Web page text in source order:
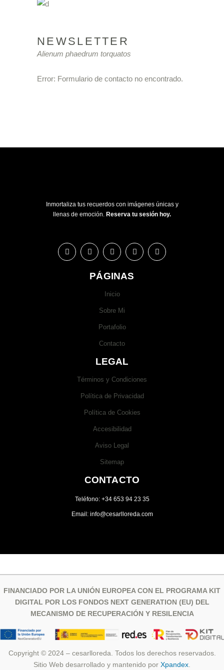
NEWSLETTER
Alienum phaedrum torquatos
Error: Formulario de contacto no encontrado.
Inmortaliza tus recuerdos con imágenes únicas y
llenas de emoción. Reserva tu sesión hoy.
PÁGINAS
Inicio
Sobre Mi
Portafolio
Contacto
LEGAL
Términos y Condiciones
Política de Privacidad
Política de Cookies
Accesibilidad
Aviso Legal
Sitemap
CONTACTO
Teléfono: +34 653 94 23 35
Email: info@cesarlloreda.com
FINANCIADO POR LA UNIÓN EUROPEA CON EL PROGRAMA KIT
DIGITAL POR LOS FONDOS NEXT GENERATION (EU) DEL
MECANISMO DE RECUPERACIÓN Y RESILENCIA
Copyright © 2024 – cesarlloreda. Todos los derechos reservados.
Sitio Web desarrollado y mantenido por Xpandex.